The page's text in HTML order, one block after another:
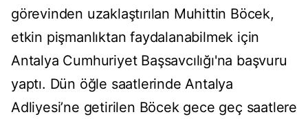
görevinden uzaklaştırılan Muhittin Böcek,
etkin pişmanlıktan faydalanabilmek için
Antalya Cumhuriyet Başsavcılığı'na başvuru
yaptı. Dün öğle saatlerinde Antalya
Adliyesi’ne getirilen Böcek gece geç saatlere